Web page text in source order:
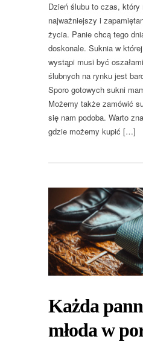
Dzień ślubu to czas, który
najważniejszy i
życia. Panie chcą tego
doskonale. Suknia w której
wystąpi musi być
ślubnych na rynku jest
Sporo gotowych sukni
Możemy także zamówić
się nam podoba. Warto
gdzie możemy kupić […]
Każda
młoda w